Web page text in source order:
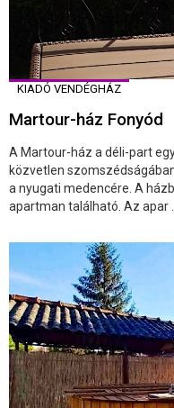
KIADÓ VENDÉGHÁZ
Martour-ház Fonyód
A Martour-ház a déli-part
közvetlen
a nyugati medencére. A
apartman található. Az apar ...